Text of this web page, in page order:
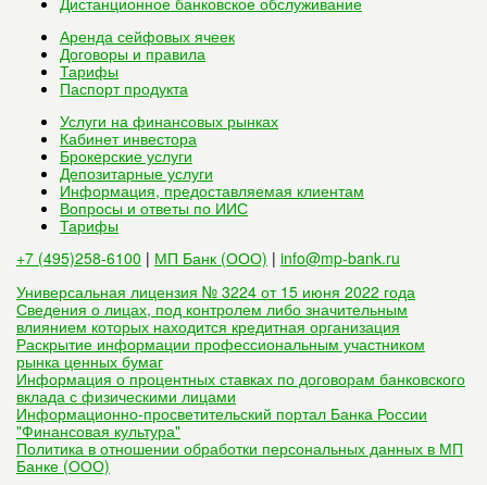
Аренда сейфовых ячеек
Договоры и правила
Тарифы
Паспорт продукта
Услуги на финансовых рынках
Кабинет инвестора
Брокерские услуги
Депозитарные услуги
Информация, предоставляемая клиентам
Вопросы и ответы по ИИС
Тарифы
+7 (495)258-6100 | МП Банк (ООО) | info@mp-bank.ru
Универсальная лицензия № 3224 от 15 июня 2022 года
Сведения о лицах, под контролем либо значительным
влиянием которых находится кредитная организация
Раскрытие информации профессиональным участником
рынка ценных бумаг
Информация о процентных ставках по договорам банковского
вклада с физическими лицами
Информационно-просветительский портал Банка России
"Финансовая культура"
Политика в отношении обработки персональных данных в МП
Банке (ООО)